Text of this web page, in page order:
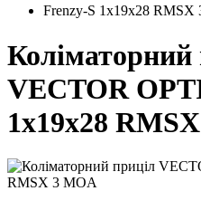
Frenzy-S 1x19x28 RMSX
Коліматорний
VECTOR
1x19x28